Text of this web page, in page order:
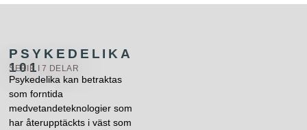
PSYKEDELIKA
101
SERIE I 7 DELAR
Psykedelika kan betraktas
som forntida
medvetandeteknologier som
har återupptäckts i väst som